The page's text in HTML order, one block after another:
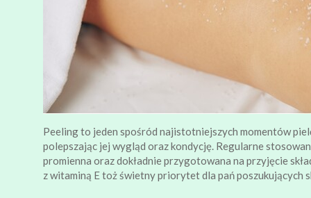
Peeling to jeden spośród najistotniejszych momentów
polepszając jej wygląd oraz kondycję. Regularne
promienna oraz dokładnie przygotowana na przyjęcie
z witaminą E toż świetny priorytet dla pań poszukujących